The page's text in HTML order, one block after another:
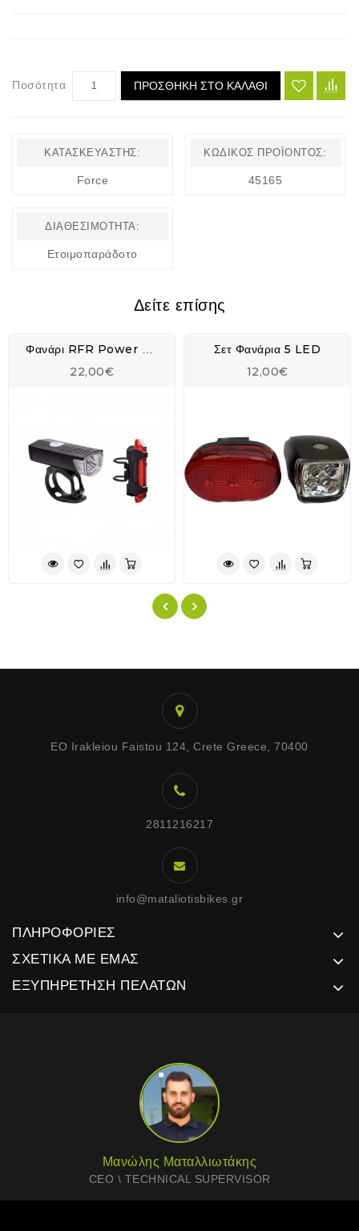
Ποσότητα ΠΡΟΣΘΉΚΗ ΣΤΟ ΚΑΛΆΘΙ
ΚΑΤΑΣΚΕΥΑΣΤΉΣ:
Force
ΚΩΔΙΚΌΣ ΠΡΟΪΌΝΤΟΣ:
45165
ΔΙΑΘΕΣΙΜΌΤΗΤΑ:
Ετοιμοπαράδοτο
Δείτε επίσης
22,00€
Σετ Φανάρια 5 LED
12,00€
EO Irakleiou Faistou 124, Crete Greece, 70400
2811216217
info@mataliotisbikes.gr
ΠΛΗΡΟΦΟΡΊΕΣ
ΣΧΕΤΙΚΆ ΜΕ ΕΜΆΣ
ΕΞΥΠΗΡΈΤΗΣΗ ΠΕΛΑΤΏΝ
Μανώλης Ματαλλιωτάκης
CEO \ TECHNICAL SUPERVISOR